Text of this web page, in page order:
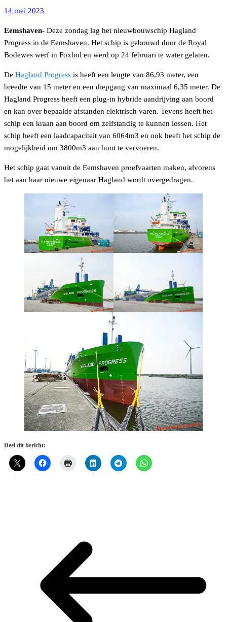
14 mei 2023
Eemshaven- Deze zondag lag het nieuwbouwschip Hagland
Progress in de Eemshaven. Het schip is gebouwd door de Royal
Bodewes werf in Foxhol en werd op 24 februari te water gelaten.
De Hagland Progress is heeft een lengte van 86,93 meter, een
breedte van 15 meter en een diepgang van maximaal 6,35 meter. De
Hagland Progress heeft een plug-in hybride aandrijving aan boord
en kan over bepaalde afstanden elektrisch varen. Tevens heeft het
schip een kraan aan boord om zelfstandig te kunnen lossen. Het
schip heeft een laadcapaciteit van 6064m3 en ook heeft het schip de
mogelijkheid om 3800m3 aan hout te vervoeren.
Het schip gaat vanuit de Eemshaven proefvaarten maken, alvorens
het aan haar nieuwe eigenaar Hagland wordt overgedragen.
Deel dit bericht: